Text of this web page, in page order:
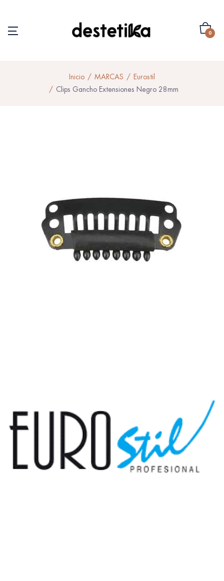
0
Inicio MARCAS
Eurostil
Clips Gancho Extensiones Negro 28mm